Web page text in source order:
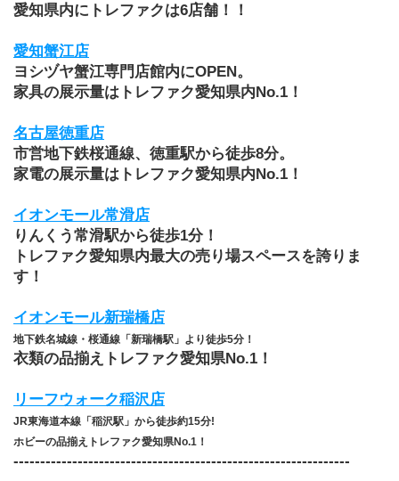
愛知県内にトレファクは6店舗！！
愛知蟹江店
ヨシヅヤ蟹江専門店館内にOPEN。
家具の展示量はトレファク愛知県内No.1！
名古屋徳重店
市営地下鉄桜通線、徳重駅から徒歩8分。
家電の展示量はトレファク愛知県内No.1！
イオンモール常滑店
りんくう常滑駅から徒歩1分！
トレファク愛知県内最大の売り場スペースを誇りま
す！
イオンモール新瑞橋店
地下鉄名城線・桜通線「新瑞橋駅」より徒歩5分！
衣類の品揃えトレファク愛知県No.1！
リーフウォーク稲沢店
JR東海道本線「稲沢駅」から徒歩約15分!
ホビーの品揃えトレファク愛知県No.1！
​---------------------------------------------------------------